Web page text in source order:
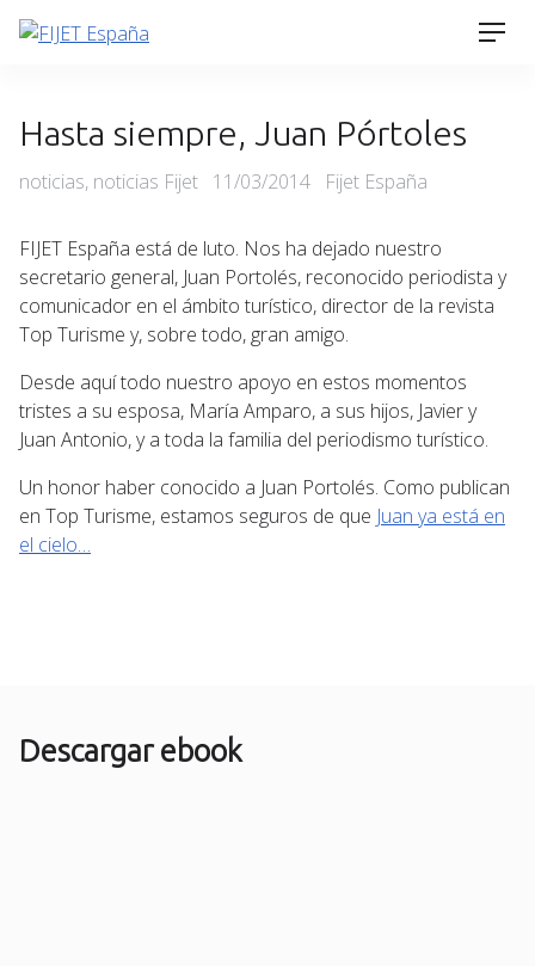
Skip
Hasta siempre, Juan Pórtoles
Categories
noticias, noticias Fijet Posted
11/03/2014 Fijet España
FIJET España está de luto. Nos ha dejado nuestro
secretario general, Juan Portolés, reconocido periodista y
comunicador en el ámbito turístico, director de la revista
Top Turisme y, sobre todo, gran amigo.
Desde aquí todo nuestro apoyo en estos momentos
tristes a su esposa, María Amparo, a sus hijos, Javier y
Juan Antonio, y a toda la familia del periodismo turístico.
Un honor haber conocido a Juan Portolés. Como publican
en Top Turisme, estamos seguros de que Juan ya está en
el cielo…
Descargar ebook